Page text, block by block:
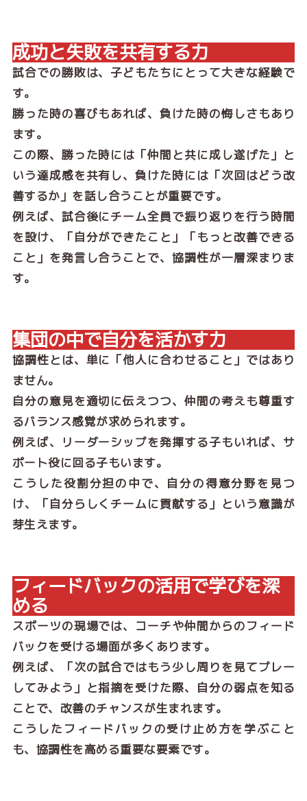
成功と失敗を共有する力
試合での勝敗は、子どもたちにとって大きな経験で
す。
勝った時の喜びもあれば、負けた時の悔しさもあり
ます。
この際、勝った時には「仲間と共に成し遂げた」と
いう達成感を共有し、負けた時には「次回はどう改
善するか」を話し合うことが重要です。
例えば、試合後にチーム全員で振り返りを行う時間
を設け、「自分ができたこと」「もっと改善できる
こと」を発言し合うことで、協調性が一層深まりま
す。
集団の中で自分を活かす力
協調性とは、単に「他人に合わせること」ではあり
ません。
自分の意見を適切に伝えつつ、仲間の考えも尊重す
るバランス感覚が求められます。
例えば、リーダーシップを発揮する子もいれば、サ
ポート役に回る子もいます。
こうした役割分担の中で、自分の得意分野を見つ
け、「自分らしくチームに貢献する」という意識が
芽生えます。
フィードバックの活用で学びを深
める
スポーツの現場では、コーチや仲間からのフィード
バックを受ける場面が多くあります。
例えば、「次の試合ではもう少し周りを見てプレー
してみよう」と指摘を受けた際、自分の弱点を知る
ことで、改善のチャンスが生まれます。
こうしたフィードバックの受け止め方を学ぶこと
も、協調性を高める重要な要素です。